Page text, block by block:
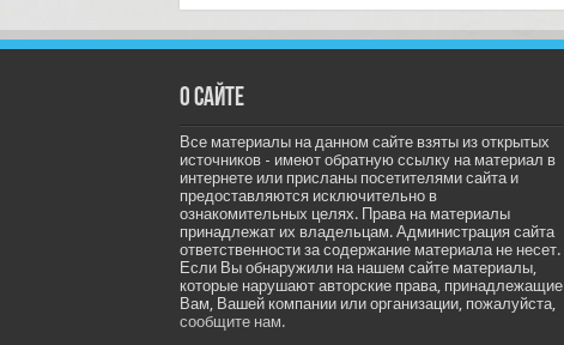
О сайте
Все материалы на данном сайте взяты из открытых
источников - имеют обратную ссылку на материал в
интернете или присланы посетителями сайта и
предоставляются исключительно в
ознакомительных целях. Права на материалы
принадлежат их владельцам. Администрация сайта
ответственности за содержание материала не несет.
Если Вы обнаружили на нашем сайте материалы,
которые нарушают авторские права, принадлежащие
Вам, Вашей компании или организации, пожалуйста,
сообщите нам.